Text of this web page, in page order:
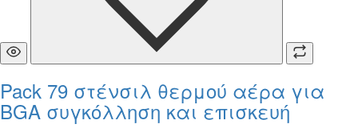
Pack 79 στένσιλ θερμού αέρα για
BGA συγκόλληση και επισκευή